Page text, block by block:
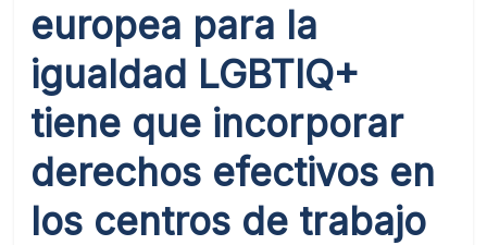
europea para la
igualdad LGBTIQ+
tiene que incorporar
derechos efectivos en
los centros de trabajo